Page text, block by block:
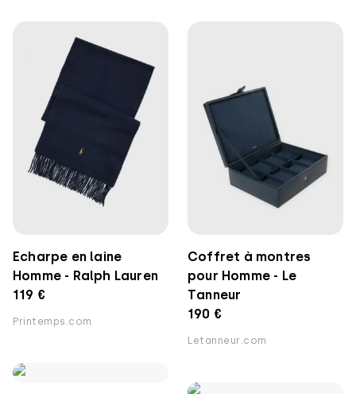
Echarpe en laine
Homme - Ralph Lauren
119 €
Printemps.com
Coffret à montres
pour Homme - Le
Tanneur
190 €
Letanneur.com